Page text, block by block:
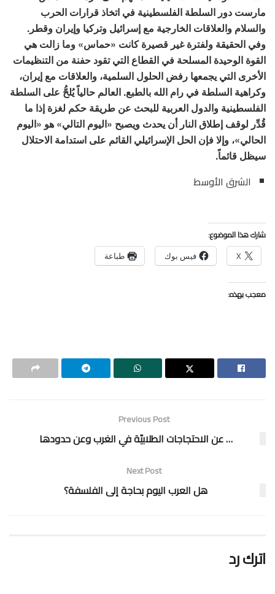
مارست دور السلطة الفلسطينية في اتخاذ قرارات الحرب
والسلام والعلاقات الخارجية مع إسرائيل وتركيا وإيران وقطر.
وفي الحقيقة ولفترة غير قصيرة كانت «حماس» وما زالت هي
القوة الوحيدة المسلحة في القطاع التي تقود حفنة من التنظيمات
الأخرى التي يجمعها رفض الحلول السلمية، والعلاقات مع إيران،
وكراهية السلطة في رام الله بالطبع. العالم حالياً يُلحُّ على السلطة
الفلسطينية والدول العربية للبحث عن طريقة حكم لغزة إذا ما
قُدِّر لوقف إطلاق النار أن يحدث ويصبح «اليوم التالي» هو «اليوم
الحالي»، وإلا فإن الحل الإسرائيلي القائم على استدامة الاحتلال
سيظل قائماً.
الشرق الأوسط
شارك هذا الموضوع:
X فيس بوك طباعة
معجب بهذه:
Previous Post
… عن الاحتجاجات الطلابيّة في الغرب وعن حدودها
Next Post
هل العرب اليوم بحاجة إلى الفلسفة؟
اترك رد